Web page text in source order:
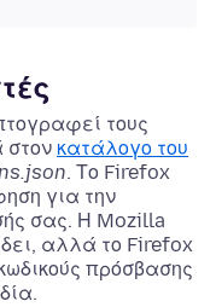
τους
στον κατάλογο του
. Το Firefox
για την
σας. Η Mozilla
δει, αλλά το Firefox
πρόσβασης